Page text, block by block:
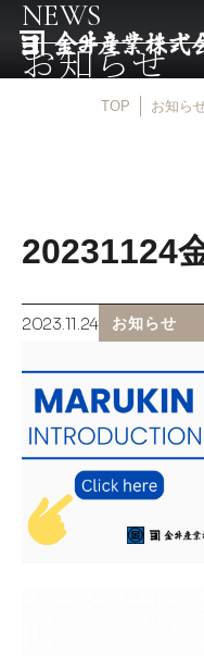
取扱メーカー
金井産業の強み
マルキン印
お知らせ
NEWS
お知らせ
TOP お知ら
20231124
2023.11.24 お知らせ